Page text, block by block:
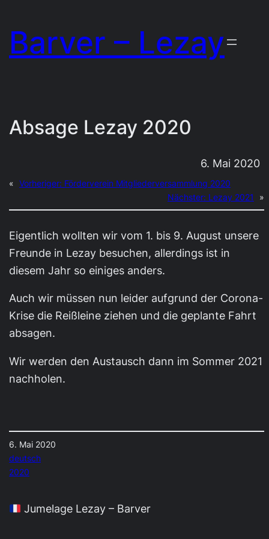
Inhalt
springen
Barver – Lezay
Absage Lezay 2020
6. Mai 2020
« Vorheriger: Förderverein Mitgliederversammlung 2020
Nächster: Lezay 2021 »
Eigentlich wollten wir vom 1. bis 9. August unsere
Freunde in Lezay besuchen, allerdings ist in
diesem Jahr so einiges anders.
Auch wir müssen nun leider aufgrund der Corona-
Krise die Reißleine ziehen und die geplante Fahrt
absagen.
Wir werden den Austausch dann im Sommer 2021
nachholen.
6. Mai 2020
deutsch
2020
Jumelage Lezay – Barver